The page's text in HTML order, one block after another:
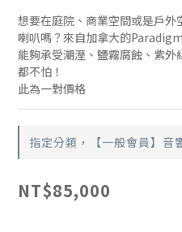
想要在庭院、商業空間或是戶
喇叭嗎？來自加拿大的
能夠承受潮溼、鹽霧腐蝕、紫
都不怕！
此為一對價格
指定分類，【一般會員】音
NT$85,000